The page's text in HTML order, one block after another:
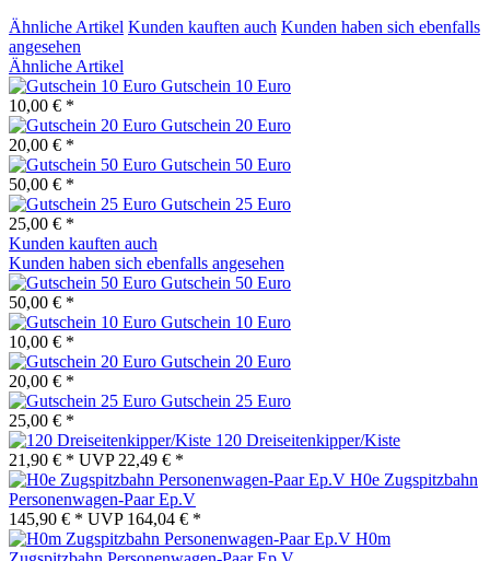
Ähnliche Artikel Kunden kauften auch Kunden haben sich ebenfalls
angesehen
Ähnliche Artikel
Gutschein 10 Euro
10,00 € *
Gutschein 20 Euro
20,00 € *
Gutschein 50 Euro
50,00 € *
Gutschein 25 Euro
25,00 € *
Kunden kauften auch
Kunden haben sich ebenfalls angesehen
Gutschein 50 Euro
50,00 € *
Gutschein 10 Euro
10,00 € *
Gutschein 20 Euro
20,00 € *
Gutschein 25 Euro
25,00 € *
120 Dreiseitenkipper/Kiste
21,90 € * UVP 22,49 € *
H0e Zugspitzbahn
Personenwagen-Paar Ep.V
145,90 € * UVP 164,04 € *
H0m